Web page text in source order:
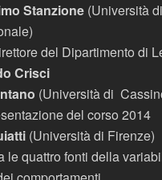
Stanzione (Università
del Dipartimento di
Crisci
(Università di
del corso 2014
(Università di Firenze)
le quattro fonti della